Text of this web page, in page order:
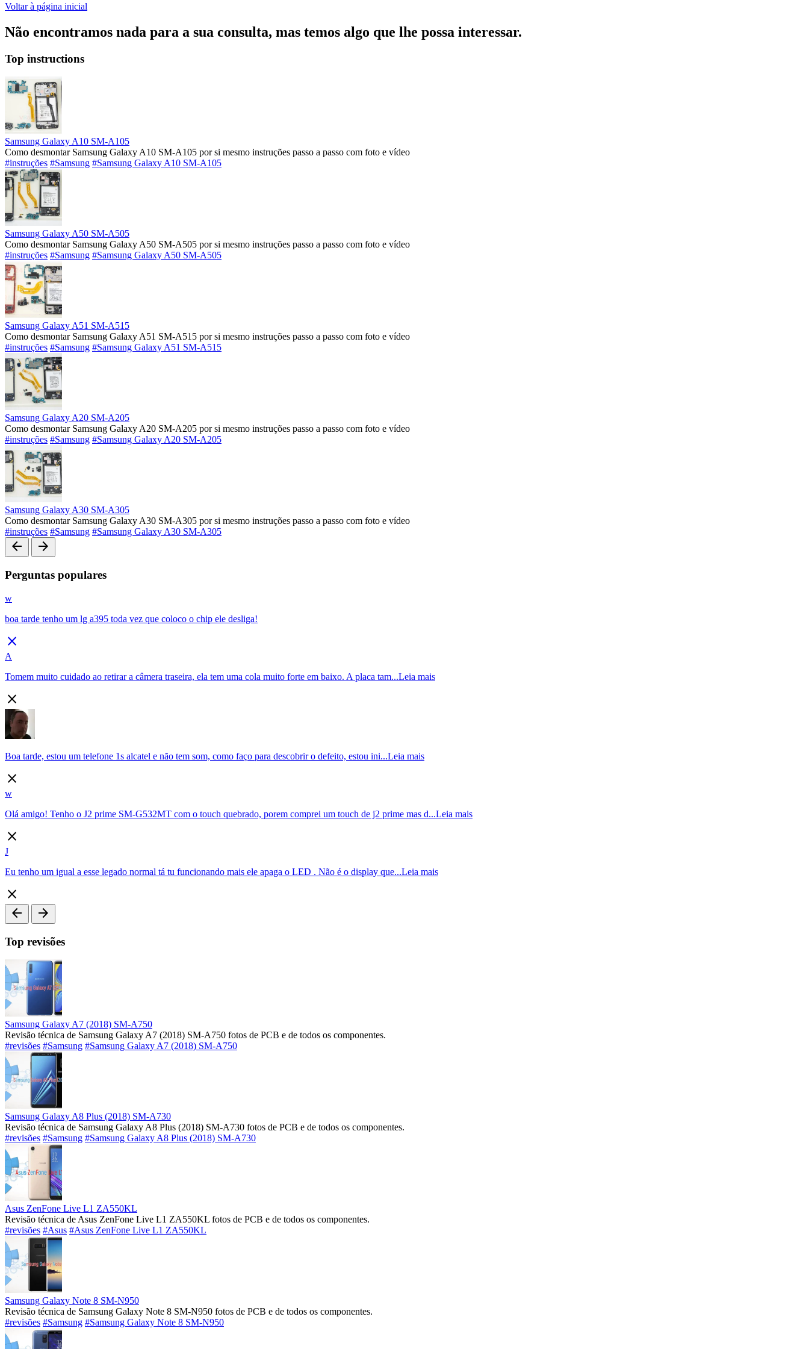
Voltar à página inicial
Não encontramos nada para a sua consulta, mas temos algo que lhe possa interessar.
Top instructions
Samsung Galaxy A10 SM-A105
Como desmontar Samsung Galaxy A10 SM-A105 por si mesmo instruções passo a passo com foto e vídeo
#instruções #Samsung #Samsung Galaxy A10 SM-A105
Samsung Galaxy A50 SM-A505
Como desmontar Samsung Galaxy A50 SM-A505 por si mesmo instruções passo a passo com foto e vídeo
#instruções #Samsung #Samsung Galaxy A50 SM-A505
Samsung Galaxy A51 SM-A515
Como desmontar Samsung Galaxy A51 SM-A515 por si mesmo instruções passo a passo com foto e vídeo
#instruções #Samsung #Samsung Galaxy A51 SM-A515
Samsung Galaxy A20 SM-A205
Como desmontar Samsung Galaxy A20 SM-A205 por si mesmo instruções passo a passo com foto e vídeo
#instruções #Samsung #Samsung Galaxy A20 SM-A205
Samsung Galaxy A30 SM-A305
Como desmontar Samsung Galaxy A30 SM-A305 por si mesmo instruções passo a passo com foto e vídeo
#instruções #Samsung #Samsung Galaxy A30 SM-A305
arrow_back arrow_forward
Perguntas populares
w
boa tarde tenho um lg a395 toda vez que coloco o chip ele desliga!
close
A
Tomem muito cuidado ao retirar a câmera traseira, ela tem uma cola muito forte em baixo. A placa tam...Leia mais
close
Boa tarde, estou um telefone 1s alcatel e não tem som, como faço para descobrir o defeito, estou ini...Leia mais
close
w
Olá amigo! Tenho o J2 prime SM-G532MT com o touch quebrado, porem comprei um touch de j2 prime mas d...Leia mais
close
J
Eu tenho um igual a esse legado normal tá tu funcionando mais ele apaga o LED . Não é o display que...Leia mais
close
arrow_back
arrow_forward
Top revisões
Samsung Galaxy A7 (2018) SM-A750
Revisão técnica de Samsung Galaxy A7 (2018) SM-A750 fotos de PCB e de todos os componentes.
#revisões #Samsung #Samsung Galaxy A7 (2018) SM-A750
Samsung Galaxy A8 Plus (2018) SM-A730
Revisão técnica de Samsung Galaxy A8 Plus (2018) SM-A730 fotos de PCB e de todos os componentes.
#revisões #Samsung #Samsung Galaxy A8 Plus (2018) SM-A730
Asus ZenFone Live L1 ZA550KL
Revisão técnica de Asus ZenFone Live L1 ZA550KL fotos de PCB e de todos os componentes.
#revisões #Asus #Asus ZenFone Live L1 ZA550KL
Samsung Galaxy Note 8 SM-N950
Revisão técnica de Samsung Galaxy Note 8 SM-N950 fotos de PCB e de todos os componentes.
#revisões #Samsung #Samsung Galaxy Note 8 SM-N950